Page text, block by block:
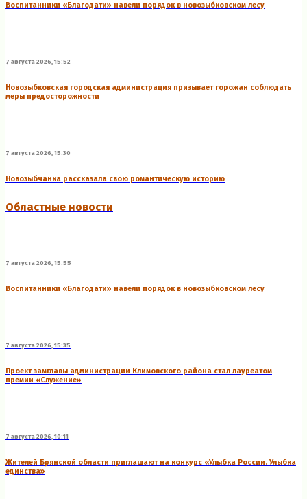
Воспитанники «Благодати» навели порядок в новозыбковском лесу
7 августа 2026, 15:52
Новозыбковская городская администрация призывает горожан соблюдать
меры предосторожности
7 августа 2026, 15:30
Новозыбчанка рассказала свою романтическую историю
Областные новости
7 августа 2026, 15:55
Воспитанники «Благодати» навели порядок в новозыбковском лесу
7 августа 2026, 15:35
Проект замглавы администрации Климовского района стал лауреатом
премии «Служение»
7 августа 2026, 10:11
Жителей Брянской области приглашают на конкурс «Улыбка России. Улыбка
единства»